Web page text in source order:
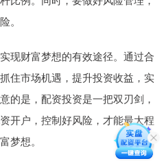
。
现财富梦想的有效途径。通过合
住市场机遇，提升投资收益，实
的是，配资投资是一把双刃剑，
开户，控制好风险，才能最大程
梦想。